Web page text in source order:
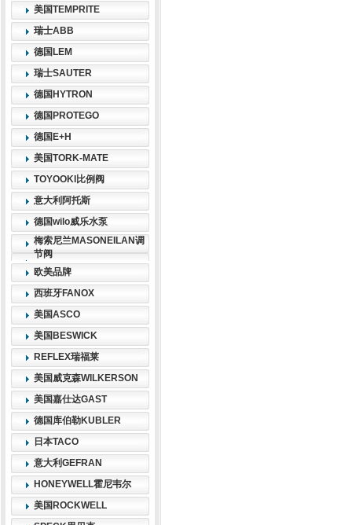
美国TEMPRITE
瑞士ABB
德国LEM
瑞士SAUTER
德国HYTRON
德国PROTEGO
德国E+H
美国TORK-MATE
TOYOOKI比例阀
意大利阿托斯
德国wilo威乐水泵
梅索尼兰MASONEILAN调
节阀
欧美品牌
西班牙FANOX
美国ASCO
美国BESWICK
REFLEX瑞福莱
美国威克森WILKERSON
美国嘉仕达GAST
德国库伯勒KUBLER
日本TACO
意大利GEFRAN
HONEYWELL霍尼韦尔
美国ROCKWELL